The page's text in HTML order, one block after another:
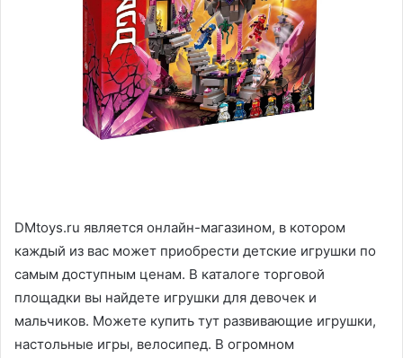
DMtoys.ru является онлайн-магазином, в котором
каждый из вас может приобрести детские игрушки по
самым доступным ценам. В каталоге торговой
площадки вы найдете игрушки для девочек и
мальчиков. Можете купить тут развивающие игрушки,
настольные игры, велосипед. В огромном